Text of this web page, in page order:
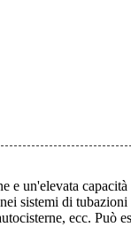
e un'elevata
sistemi di
ecc. Può